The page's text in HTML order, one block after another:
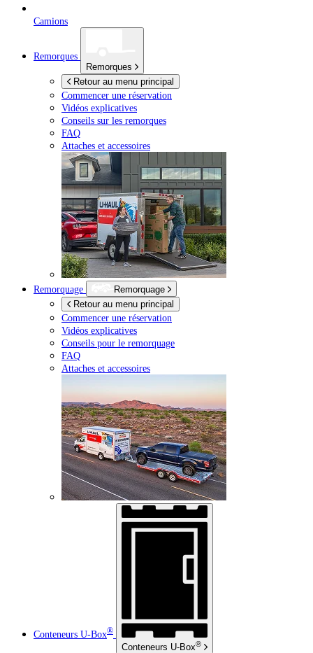
Camions
Remorques
Remorques
Retour au menu principal
Commencer une réservation
Vidéos explicatives
Conseils sur les remorques
FAQ
Attaches et accessoires
Remorquage
Remorquage
Retour au menu principal
Commencer une réservation
Vidéos explicatives
Conseils pour le remorquage
FAQ
Attaches et accessoires
Conteneurs U-Box®
Conteneurs U-Box®